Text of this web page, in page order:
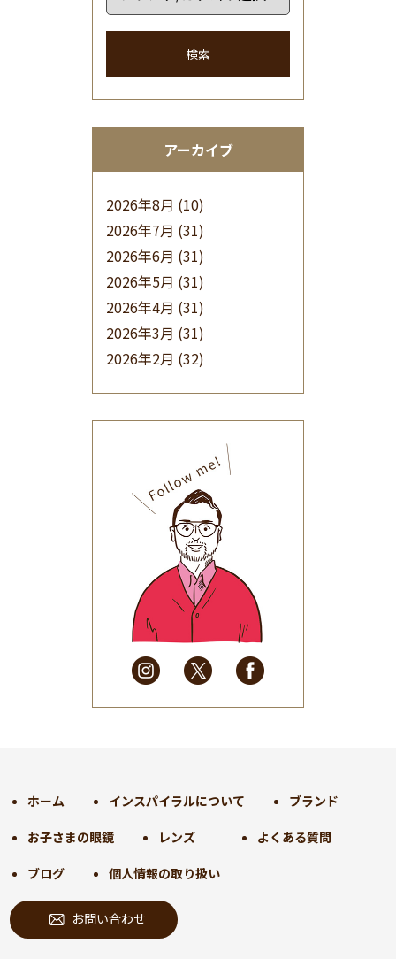
検索
アーカイブ
2026年8月 (10)
2026年7月 (31)
2026年6月 (31)
2026年5月 (31)
2026年4月 (31)
2026年3月 (31)
2026年2月 (32)
(32)
2025年9月(30)
2025年8月(31)
2025年7月(37)
2025年6月(48)
2025年5月
(41)
2025年4月
(32)
2025年3月(31)
2025年2月
(28)
2025年1月
(34)
2024年9月(30)
2024年7月(31)
2024年6月(30)
2024年5月
2024年4月 (32)
ホーム インスパイラルについて ブランド
お子さまの眼鏡 レンズ よくある質問
ブログ 個人情報の取り扱い
お問い合わせ